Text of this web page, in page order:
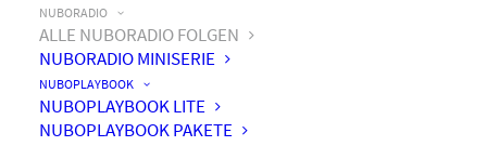
NUBORADIO
ALLE NUBORADIO FOLGEN
NUBORADIO MINISERIE
NUBOPLAYBOOK
NUBOPLAYBOOK LITE
NUBOPLAYBOOK PAKETEby nuboworkers GmbH